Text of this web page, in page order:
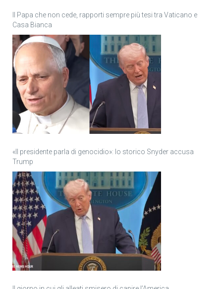
Il Papa che non cede, rapporti sempre più tesi tra Vaticano e
Casa Bianca
«Il presidente parla di genocidio»: lo storico Snyder accusa
Trump